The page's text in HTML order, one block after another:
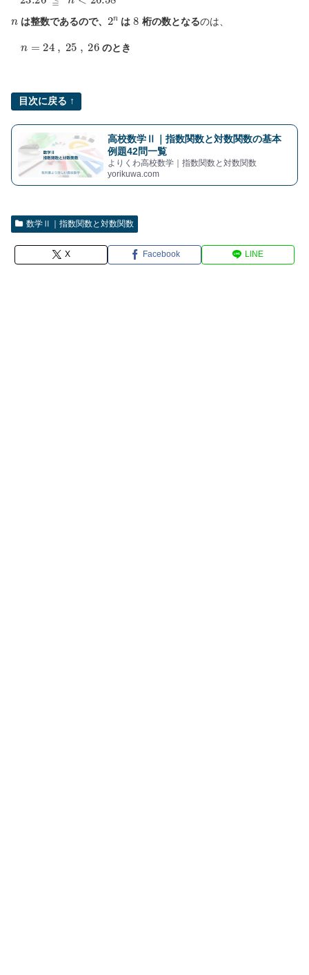
は整数であるので、 2n は8 桁の数となるのは、
24 , 25 , 26 のとき
目次に戻る ↑
高校数学Ⅱ｜指数関数と対数関数の基本
例題42問一覧
よりくわ高校数学｜指数関数と対数関数
yorikuwa.com
数学Ⅱ｜指数関数と対数関数
X Facebook LINE